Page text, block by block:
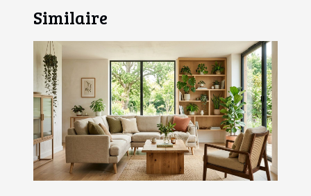
Similaire